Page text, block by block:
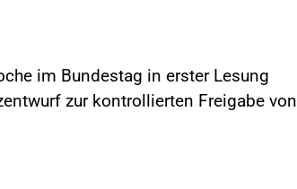
im Bundestag in erster Lesung
zur kontrollierten Freigabe von